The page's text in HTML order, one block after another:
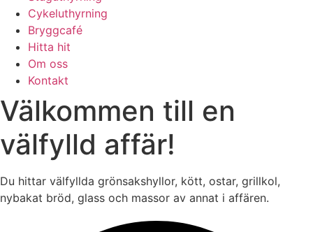
Cykeluthyrning
Bryggcafé
Hitta hit
Om oss
Kontakt
Välkommen till en
välfylld affär!
Du hittar välfyllda grönsakshyllor, kött, ostar, grillkol,
nybakat bröd, glass och massor av annat i affären.